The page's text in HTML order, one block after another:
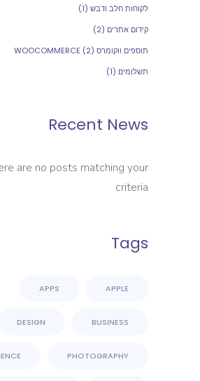
לקוחות חלב ודבש (1)
קידום אתרים (2)
תוספים ווקומרס WOOCOMMERCE (2)
תשלומים (1)
Recent News
are no posts matching your
criteria
Tags
APPLE
APPS
BUSINESS
DESIGN
PHOTOGRAPHY